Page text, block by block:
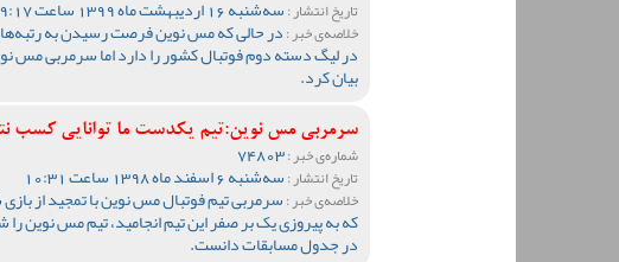
تاریخ انتشار :سه‌شنبه 16 اردیبهشت ماه 1399 ساعت 09:17
خلاصه‌ی خبر :در حالی که مس نوین فرصت رسیدن به
در لیگ دسته دوم فوتبال کشور را دارد اما سرمربی مس
بیان کرد.
سرمربی مس نوین:تیم یکدست ما توانایی کسب
شماره‌ی خبر :74803
تاریخ انتشار :سه‌شنبه 6 اسفند ماه 1398 ساعت 10:31
خلاصه‌ی خبر :سرمربی تیم فوتبال مس نوین با تمجید از
که به پیروزی یک بر صفر این تیم انجامید، تیم مس نوین
در جدول مسابقات دانست.